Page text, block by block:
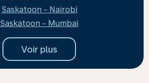
Saskatoon - Nairobi
Saskatoon - Mumbai
Voir plus